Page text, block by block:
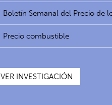
Boletín Semanal del Precio de
Precio combustible
VER INVESTIGACIÓN